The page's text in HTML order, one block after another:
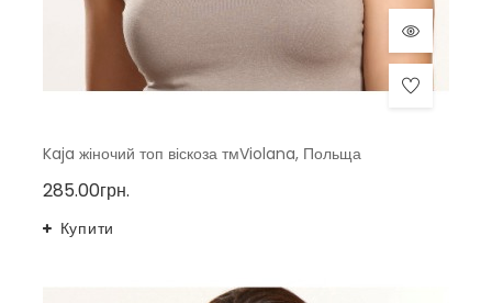
Kaja жіночий топ віскоза тмViolana, Польща
285.00грн.
Купити